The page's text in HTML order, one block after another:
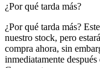
¿Por qué tarda más?
¿Por qué tarda más?
nuestro stock, pero
compra ahora, sin
inmediatamente